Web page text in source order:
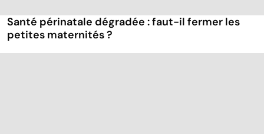
Santé périnatale dégradée : faut-il fermer les
petites maternités ?